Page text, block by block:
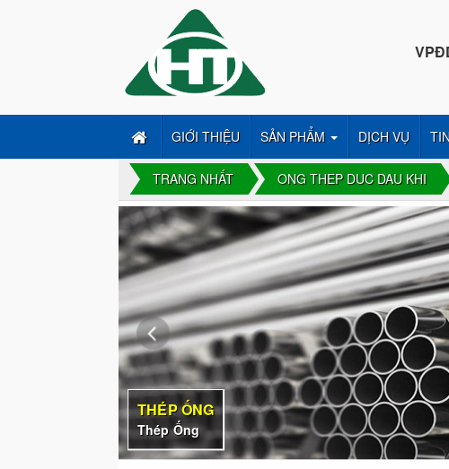
GIỚI THIỆU SẢN PHẨM DỊCH VỤ
TRANG NHẤT ONG THEP DUC DAU KHI
THÉP ỐNG
Thép Ống